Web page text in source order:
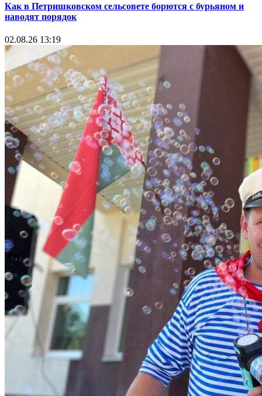
Как в Петришковском сельсовете борются с бурьяном и
наводят порядок
02.08.26 13:19